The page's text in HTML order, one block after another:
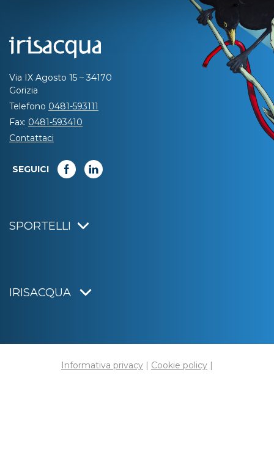
Via IX Agosto 15 – 34170
Gorizia
Telefono 0481-593111
Fax: 0481-593410
Contattaci
SEGUICI
SPORTELLI
IRISACQUA
Informativa privacy | Cookie policy |